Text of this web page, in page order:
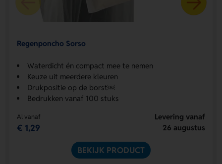
Regenponcho Sorso
Waterdicht én compact mee te nemen
Keuze uit meerdere kleuren
Drukpositie op de borst￼
Bedrukken vanaf 100 stuks
Al vanaf
€ 1,29
Levering vanaf
26 augustus
BEKIJK PRODUCT